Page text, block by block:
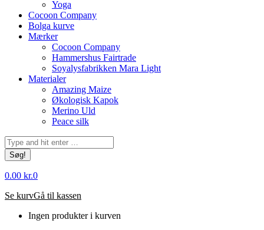
Yoga
Cocoon Company
Bolga kurve
Mærker
Cocoon Company
Hammershus Fairtrade
Soyalysfabrikken Mara Light
Materialer
Amazing Maize
Økologisk Kapok
Merino Uld
Peace silk
Søg:
0.00 kr.0
Se kurvGå til kassen
Ingen produkter i kurven